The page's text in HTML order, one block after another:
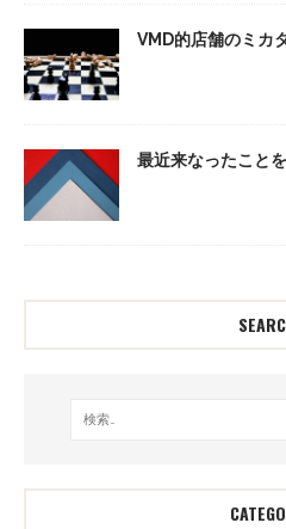
VMD的店舗のミカ
最近来なったこと